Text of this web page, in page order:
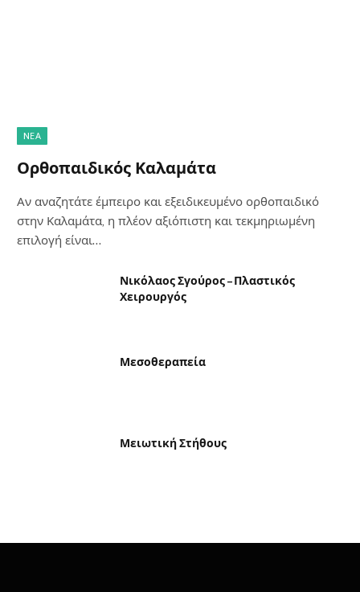
NΈΑ
Ορθοπαιδικός Καλαμάτα
Αν αναζητάτε έμπειρο και εξειδικευμένο ορθοπαιδικό
στην Καλαμάτα, η πλέον αξιόπιστη και τεκμηριωμένη
επιλογή είναι…
Νικόλαος Σγούρος – Πλαστικός
Χειρουργός
Μεσοθεραπεία
Μειωτική Στήθους